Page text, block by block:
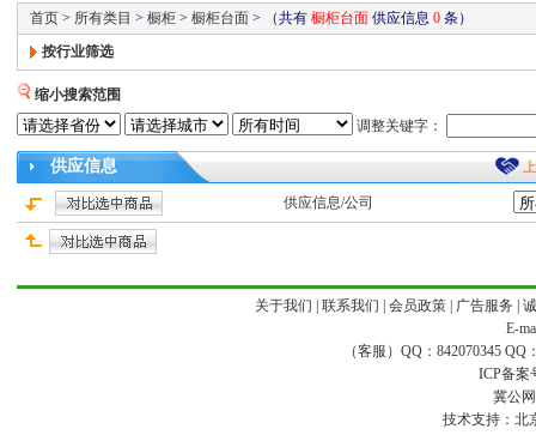
首页 > 所有类目 > 橱柜 > 橱柜台面 > （共有 橱柜台面 供应信息 0 条）
按行业筛选
缩小搜索范围
调整关键字：
供应信息
供应信息/公司
关于我们 联系我们 会员政策| 广告服务
E-
（客服）QQ：842070345 QQ
ICP备案
冀公
技术支持： 北